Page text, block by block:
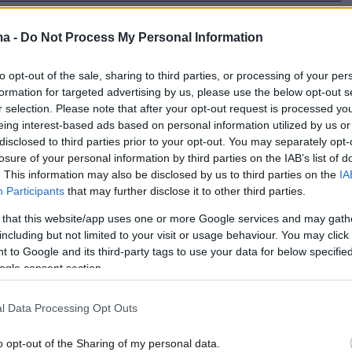
- Do Not Process My Personal Information
opt-out of the sale, sharing to third parties, or processing of your
for targeted advertising by us, please use the below opt-out
selection. Please note that after your opt-out request is processed
interest-based ads based on personal information utilized by us
to third parties prior to your opt-out. You may separately
of your personal information by third parties on the IAB’s list of
This information may also be disclosed by us to third parties on the
Participants that may further disclose it to other third parties.
that this website/app uses one or more Google services and may
but not limited to your visit or usage behaviour. You may
to Google and its third-party tags to use your data for below
consent section.
Data Processing Opt Outs
opt-out of the Sharing of my personal data.
την 1η Φεβρουαρίου τα
τιμολόγια, ποιες ώρες θα
η τιμή της
τιμολόγια θα είναι διαθέσιμα αρχικά για
και μεγάλους πελάτες και από την 1η Απριλίου για
μικρές επιχειρήσεις – Το τιμολόγιο θα έχει
όφελος σε πελάτες με κατανάλωση κυρίως στις ώρες
η β΄ φάση του Ψηφιακού
Αποστολής - Τι αλλάζει για
2